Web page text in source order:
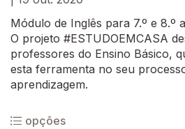
Módulo de Inglês para 7.º e 8.º
O projeto #ESTUDOEMCASA
professores do Ensino Básico,
esta ferramenta no seu
aprendizagem.
opções